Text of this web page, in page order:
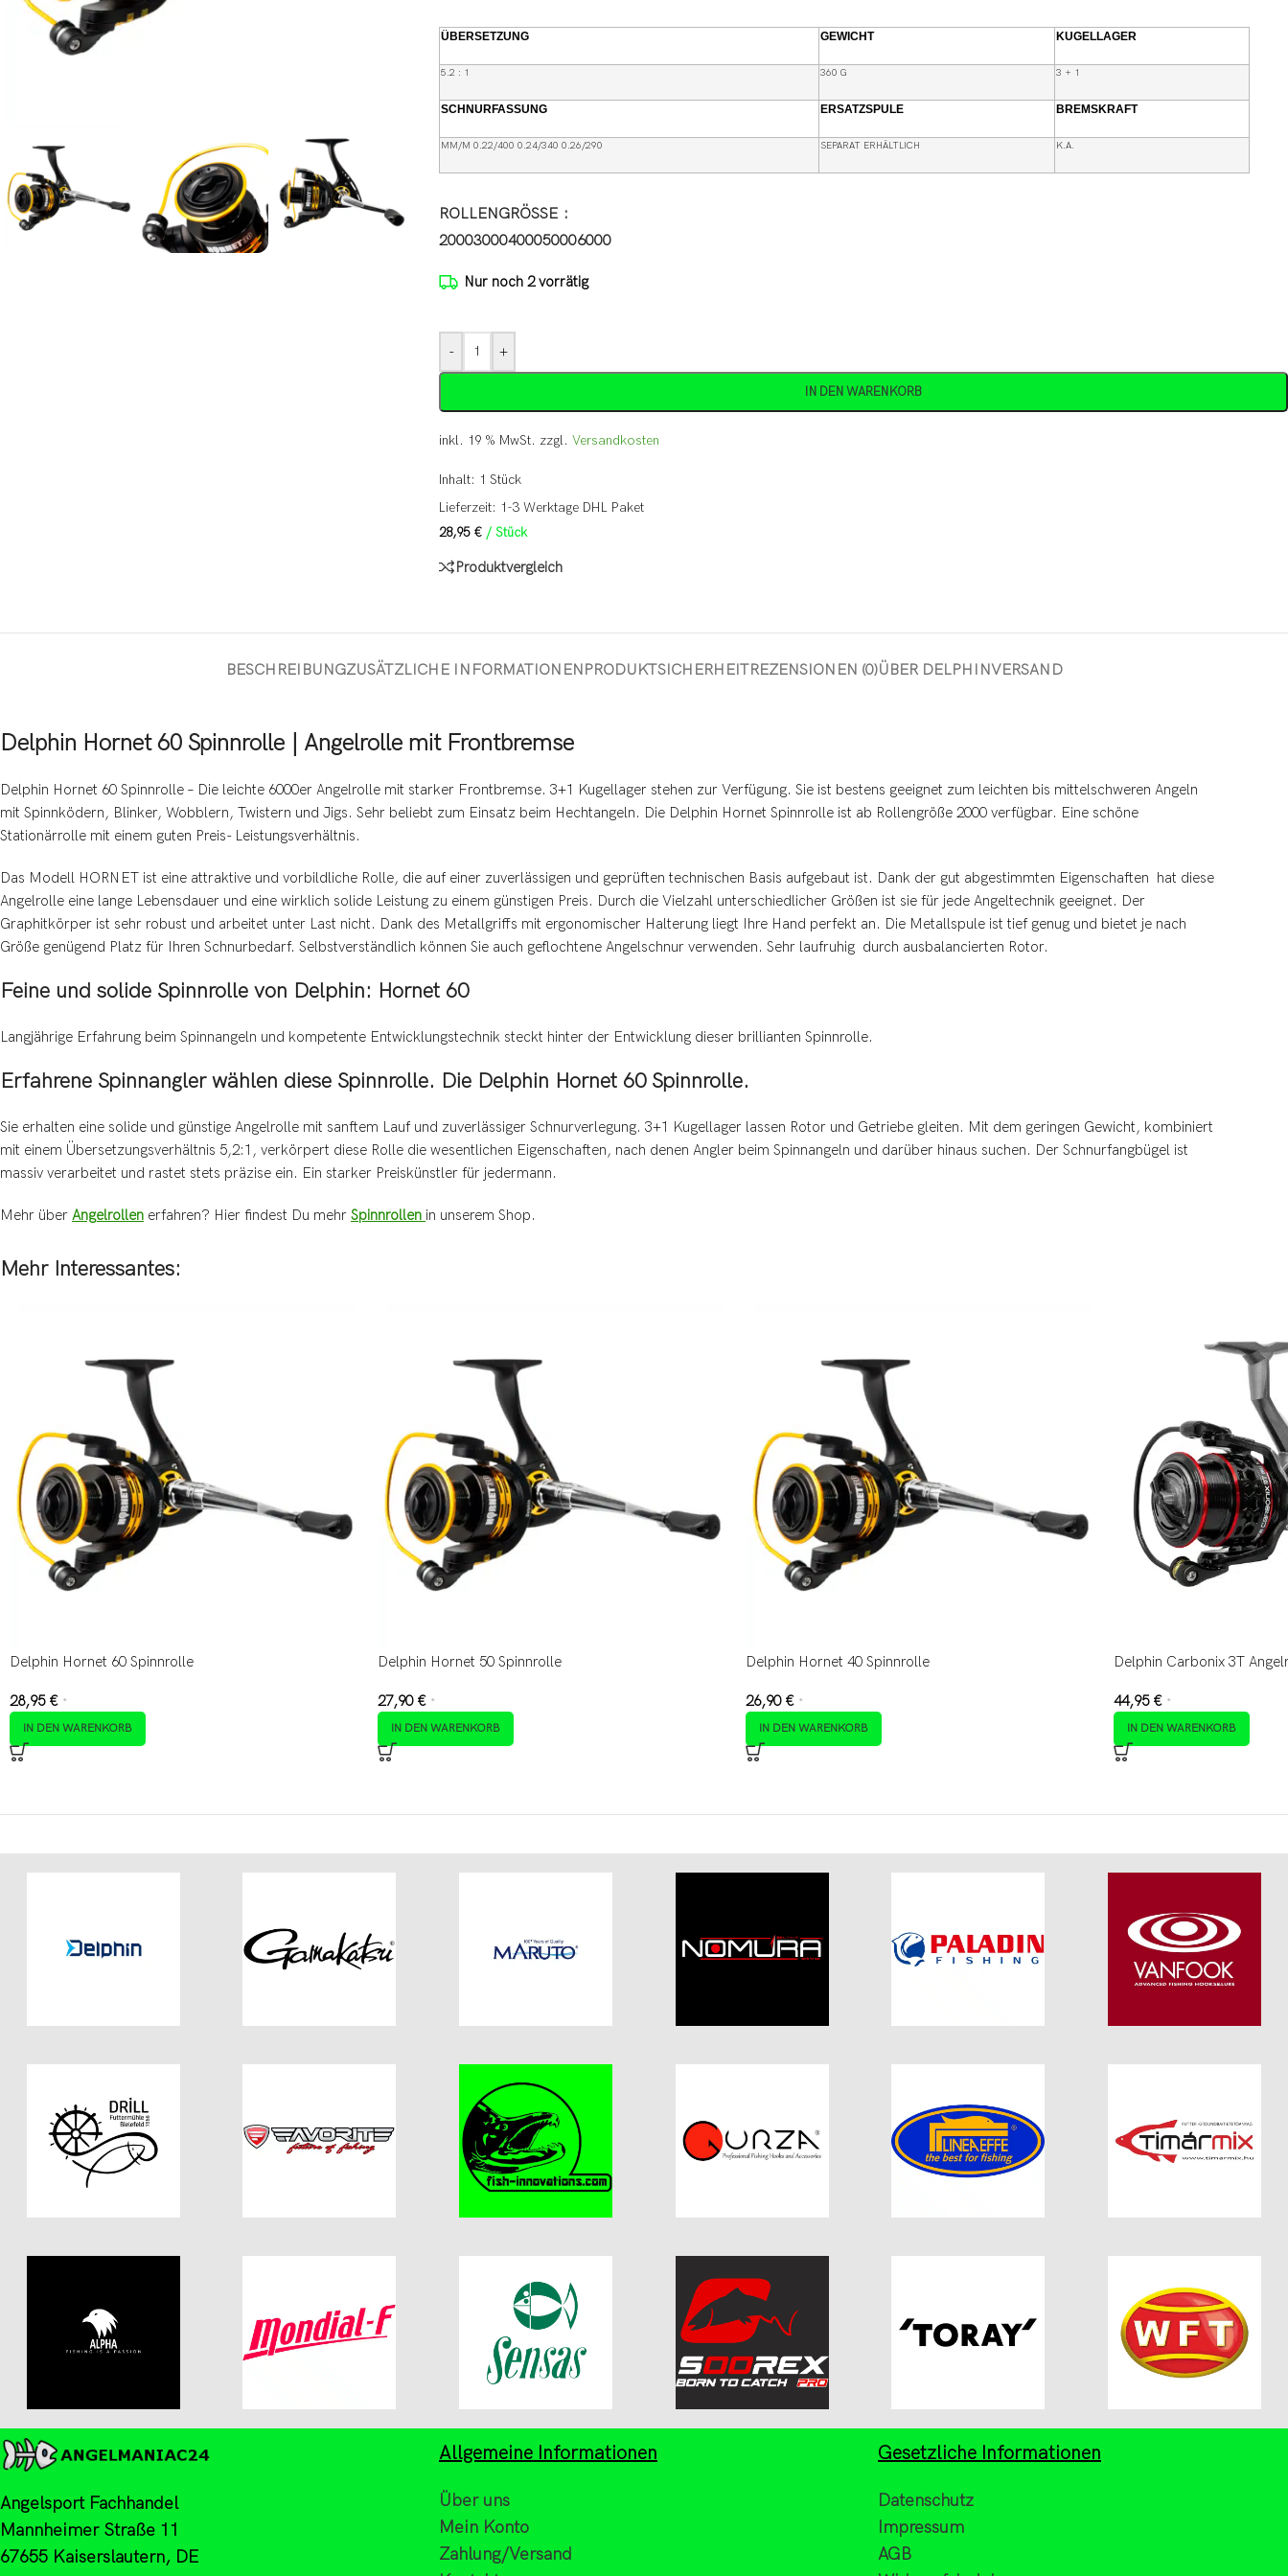
ÜBERSETZUNG GEWICHT KUGELLAGER
5.2 : 1 360 G 3 + 1
SCHNURFASSUNG ERSATZSPULE BREMSKRAFT
MM/M 0.22/400 0.24/340 0.26/290 SEPARAT ERHÄLTLICH K.A.
ROLLENGRÖSSE
20003000400050006000
Nur noch 2 vorrätig
- +
IN DEN WARENKORB
inkl. 19 % MwSt. zzgl. Versandkosten
Inhalt: 1 Stück
Lieferzeit: 1-3 Werktage DHL Paket
28,95 € / Stück
Produktvergleich
BESCHREIBUNGZUSÄTZLICHE INFORMATIONENPRODUKTSICHERHEITREZENSIONEN (0)ÜBER DELPHINVERSAND
Delphin Hornet 60 Spinnrolle | Angelrolle mit Frontbremse
Delphin Hornet 60 Spinnrolle – Die leichte 6000er Angelrolle mit starker Frontbremse. 3+1 Kugellager stehen zur Verfügung. Sie ist bestens geeignet zum leichten bis mittelschweren Angeln
mit Spinnködern, Blinker, Wobblern, Twistern und Jigs. Sehr beliebt zum Einsatz beim Hechtangeln. Die Delphin Hornet Spinnrolle ist ab Rollengröße 2000 verfügbar. Eine schöne
Stationärrolle mit einem guten Preis- Leistungsverhältnis.
Das Modell HORNET ist eine attraktive und vorbildliche Rolle, die auf einer zuverlässigen und geprüften technischen Basis aufgebaut ist. Dank der gut abgestimmten Eigenschaften hat diese
Angelrolle eine lange Lebensdauer und eine wirklich solide Leistung zu einem günstigen Preis. Durch die Vielzahl unterschiedlicher Größen ist sie für jede Angeltechnik geeignet. Der
Graphitkörper ist sehr robust und arbeitet unter Last nicht. Dank des Metallgriffs mit ergonomischer Halterung liegt Ihre Hand perfekt an. Die Metallspule ist tief genug und bietet je nach
Größe genügend Platz für Ihren Schnurbedarf. Selbstverständlich können Sie auch geflochtene Angelschnur verwenden. Sehr laufruhig durch ausbalancierten Rotor.
Feine und solide Spinnrolle von Delphin: Hornet 60
Langjährige Erfahrung beim Spinnangeln und kompetente Entwicklungstechnik steckt hinter der Entwicklung dieser brillianten Spinnrolle.
Erfahrene Spinnangler wählen diese Spinnrolle. Die Delphin Hornet 60 Spinnrolle.
Sie erhalten eine solide und günstige Angelrolle mit sanftem Lauf und zuverlässiger Schnurverlegung. 3+1 Kugellager lassen Rotor und Getriebe gleiten. Mit dem geringen Gewicht, kombiniert
mit einem Übersetzungsverhältnis 5,2:1, verkörpert diese Rolle die wesentlichen Eigenschaften, nach denen Angler beim Spinnangeln und darüber hinaus suchen. Der Schnurfangbügel ist
massiv verarbeitet und rastet stets präzise ein. Ein starker Preiskünstler für jedermann.
Mehr über Angelrollen erfahren? Hier findest Du mehr Spinnrollen in unserem Shop.
Mehr Interessantes:
Delphin Hornet 60 Spinnrolle
28,95 € *
IN DEN WARENKORB
Delphin Hornet 50 Spinnrolle
27,90 € *
IN DEN WARENKORB
Delphin Hornet 40 Spinnrolle
26,90 € *
IN DEN WARENKORB
Delphin Carbonix 3T
44,95 € *
IN DEN WARENKORB
Angelsport Fachhandel
Mannheimer Straße 11
67655 Kaiserslautern, DE
Allgemeine Informationen
Über uns
Mein Konto
Zahlung/Versand
Gesetzliche Informationen
Datenschutz
Impressum
AGB